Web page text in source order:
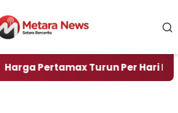
Turun Per Hari Ini, Segini